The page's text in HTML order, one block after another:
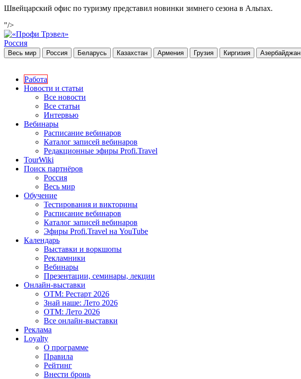
Швейцарский офис по туризму представил новинки зимнего сезона в Альпах.
"/>
Россия
Весь мир Россия Беларусь Казахстан Армения Грузия Киргизия Азербайджан
Работа
Новости и статьи
Все новости
Все статьи
Интервью
Вебинары
Расписание вебинаров
Каталог записей вебинаров
Редакционные эфиры Profi.Travel
TourWiki
Поиск партнёров
Россия
Весь мир
Обучение
Тестирования и викторины
Расписание вебинаров
Каталог записей вебинаров
Эфиры Profi.Travel на YouTube
Календарь
Выставки и воркшопы
Рекламники
Вебинары
Презентации, семинары, лекции
Онлайн-выставки
OTM: Рестарт 2026
Знай наше: Лето 2026
OTM: Лето 2026
Все онлайн-выставки
Реклама
Loyalty
О программе
Правила
Рейтинг
Внести бронь